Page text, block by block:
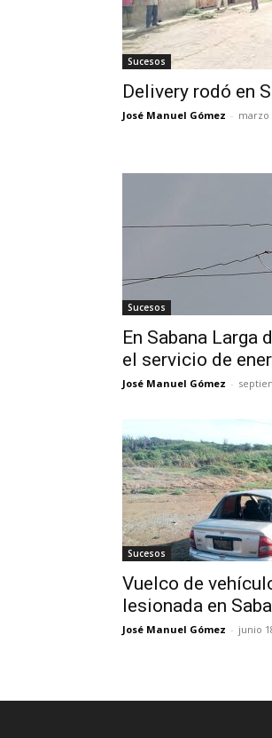
Sucesos
Delivery rodó en
José Manuel Gómez - marzo
Sucesos
En Sabana Larga
el servicio de
José Manuel Gómez -
Sucesos
Vuelco de
lesionada en
José Manuel Gómez - junio